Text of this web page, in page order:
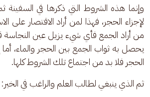
وإنما هذه الشروط التي ذكرها في السفينة
لإجزاء الحجر، فهذا لمن أراد الاقتصار على
من أراد الجمع فأي شيء يزيل عين النجاسة
يحصل به ثواب الجمع بين الحجر والماء، أما
الحجر فلا بد من اجتماع تلك الشروط كلها.
ثم الذي ينبغي لطالب العلم والراغب في الخير: